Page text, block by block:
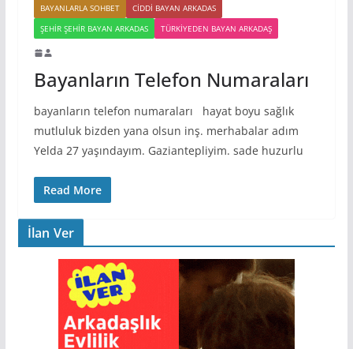
BAYANLARLA SOHBET
CIDDI BAYAN ARKADAS
ŞEHIR ŞEHIR BAYAN ARKADAS
TÜRKIYEDEN BAYAN ARKADAŞ
Bayanların Telefon Numaraları
bayanların telefon numaraları hayat boyu sağlık
mutluluk bizden yana olsun inş. merhabalar adım
Yelda 27 yaşındayım. Gaziantepliyim. sade huzurlu
Read More
İlan Ver